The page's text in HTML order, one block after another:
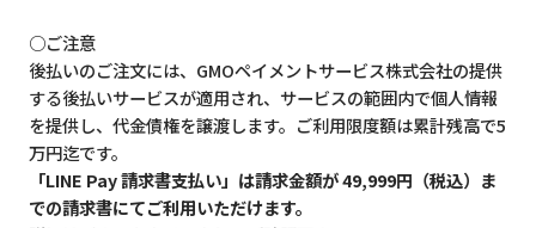
○ご注意
後払いのご注文には、GMOペイメントサービス株式会社の提供
する後払いサービスが適用され、サービスの範囲内で個人情報
を提供し、代金債権を譲渡します。ご利用限度額は累計残高で5
万円迄です。
「LINE Pay 請求書支払い」は請求金額が 49,999円（税込）ま
での請求書にてご利用いただけます。